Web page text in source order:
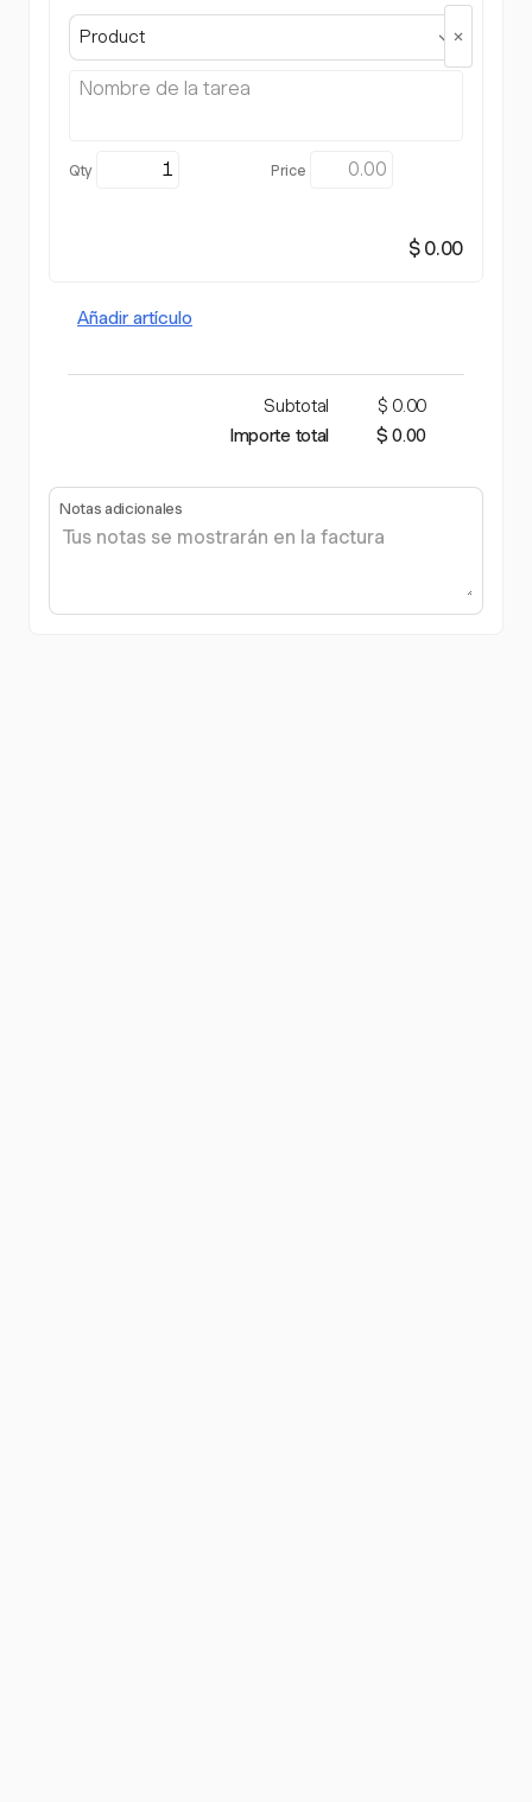
Product
$ 0.00
Añadir artículo
Subtotal
$ 0.00
Importe total
$ 0.00
Notas adicionales